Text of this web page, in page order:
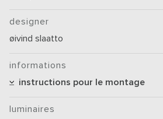
designer
øivind slaatto
informations
instructions pour le montage
luminaires